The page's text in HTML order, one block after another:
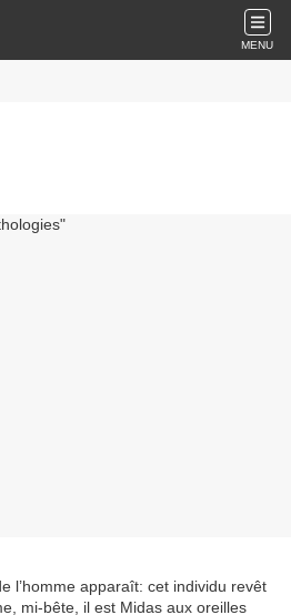
MENU
l’homme apparaît: cet individu revêt
mi-bête, il est Midas aux oreilles